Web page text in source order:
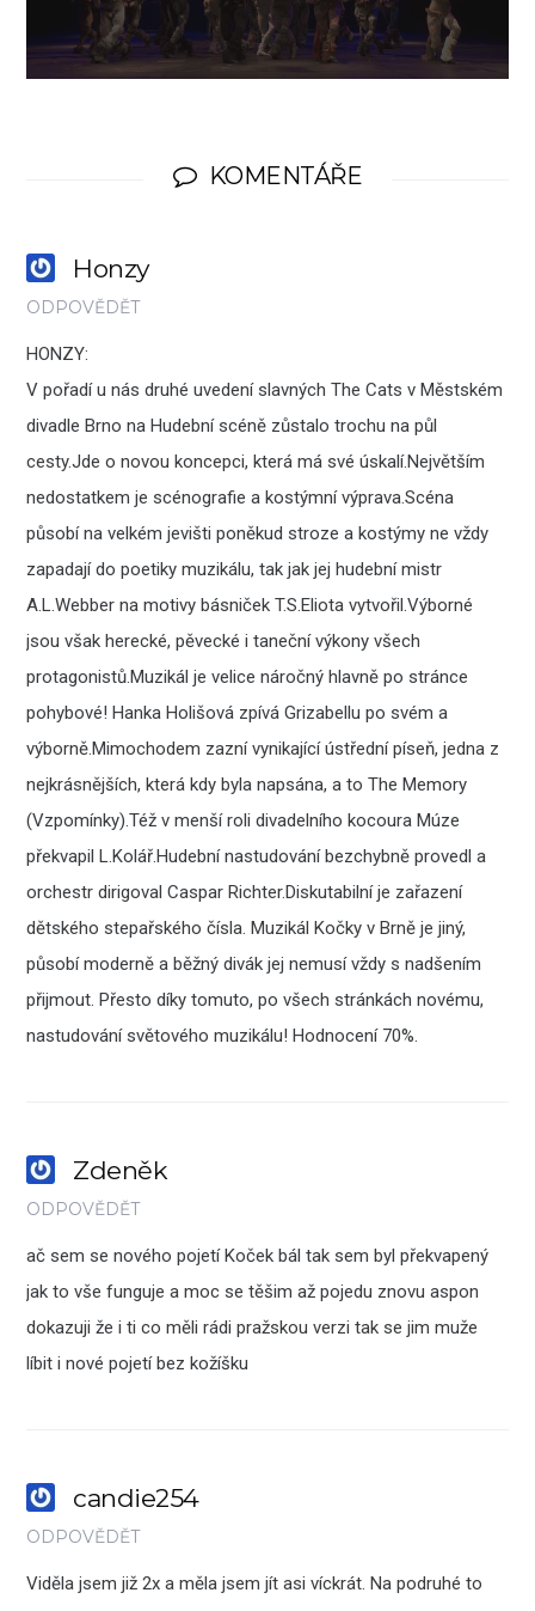
KOMENTÁŘE
Honzy
ODPOVĚDĚT
HONZY:
V pořadí u nás druhé uvedení slavných The Cats v Městském
divadle Brno na Hudební scéně zůstalo trochu na půl
cesty.Jde o novou koncepci, která má své úskalí.Největším
nedostatkem je scénografie a kostýmní výprava.Scéna
působí na velkém jevišti poněkud stroze a kostýmy ne vždy
zapadají do poetiky muzikálu, tak jak jej hudební mistr
A.L.Webber na motivy básniček T.S.Eliota vytvořil.Výborné
jsou však herecké, pěvecké i taneční výkony všech
protagonistů.Muzikál je velice náročný hlavně po stránce
pohybové! Hanka Holišová zpívá Grizabellu po svém a
výborně.Mimochodem zazní vynikající ústřední píseň, jedna z
nejkrásnějších, která kdy byla napsána, a to The Memory
(Vzpomínky).Též v menší roli divadelního kocoura Múze
překvapil L.Kolář.Hudební nastudování bezchybně provedl a
orchestr dirigoval Caspar Richter.Diskutabilní je zařazení
dětského stepařského čísla. Muzikál Kočky v Brně je jiný,
působí moderně a běžný divák jej nemusí vždy s nadšením
přijmout. Přesto díky tomuto, po všech stránkách novému,
nastudování světového muzikálu! Hodnocení 70%.
Zdeněk
ODPOVĚDĚT
ač sem se nového pojetí Koček bál tak sem byl překvapený
jak to vše funguje a moc se těšim až pojedu znovu aspon
dokazuji že i ti co měli rádi pražskou verzi tak se jim muže
líbit i nové pojetí bez kožíšku
candie254
ODPOVĚDĚT
Viděla jsem již 2x a měla jsem jít asi víckrát. Na podruhé to